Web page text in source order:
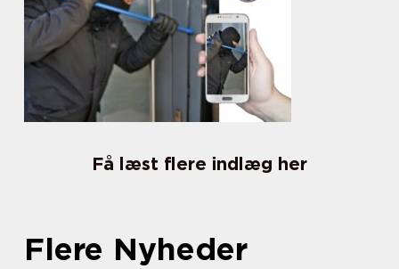
Få læst flere indlæg her
Flere Nyheder